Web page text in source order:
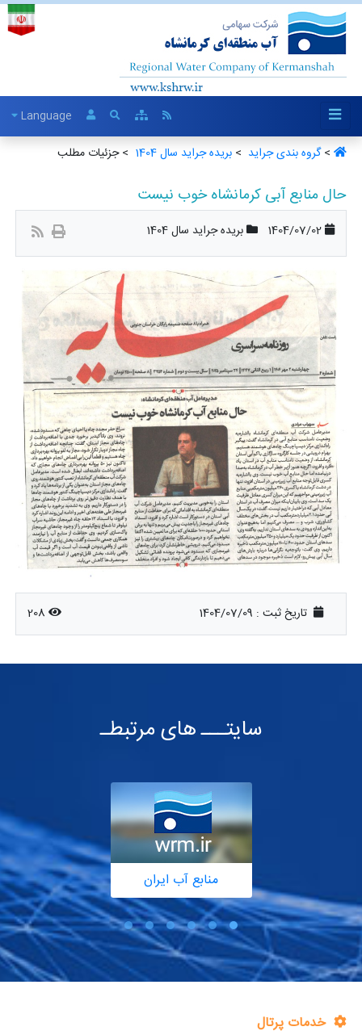
Language
>گروه بندی جراید ‏ >بریده جراید سال 1404 ‏ > جزئیات مطلب
حال منابع آبی کرمانشاه خوب نیست
1404/07/02 بریده جراید سال 1404
تاریخ ثبت : 1404/07/09
208
سایتـــ های مرتبطـ
منابع آب ایران
خدمات پرتال